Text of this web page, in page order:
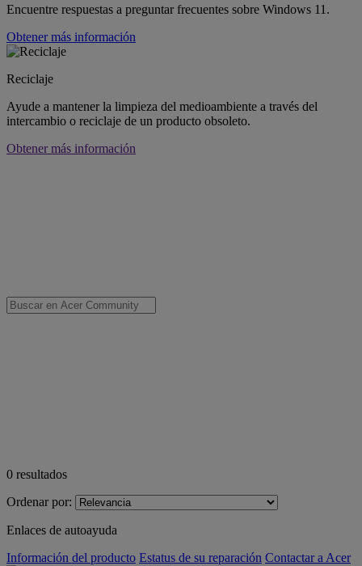
Encuentre respuestas a preguntar frecuentes sobre Windows 11.
Obtener más información
Reciclaje
Ayude a mantener la limpieza del medioambiente a través del
intercambio o reciclaje de un producto obsoleto.
Obtener más información
0 resultados
Ordenar por:
Enlaces de autoayuda
Información del producto Estatus de su reparación Contactar a Acer